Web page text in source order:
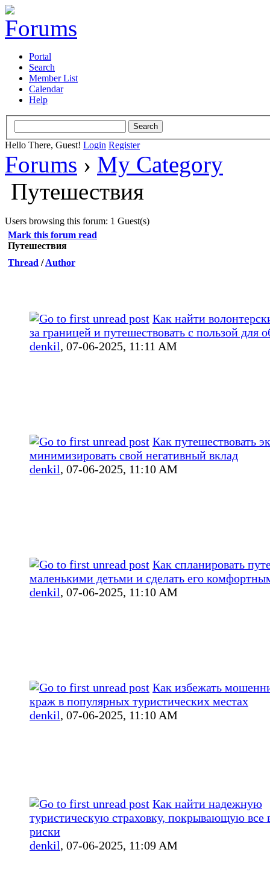
Portal
Search
Member List
Calendar
Help
Hello There, Guest! Login Register
Forums › My Category
Путешествия
Users browsing this forum: 1 Guest(s)
Mark this forum read
Путешествия
Thread /Author
Как найти
за границей и путешествовать с пользой для
denkil, 07-06-2025, 11:11 AM
Как путешествовать
минимизировать свой негативный вклад
denkil, 07-06-2025, 11:10 AM
Как спланировать
маленькими детьми и сделать его
denkil, 07-06-2025, 11:10 AM
Как избежать
краж в популярных туристических местах
denkil, 07-06-2025, 11:10 AM
Как найти надежную
туристическую страховку, покрывающую все
риски
denkil, 07-06-2025, 11:09 AM